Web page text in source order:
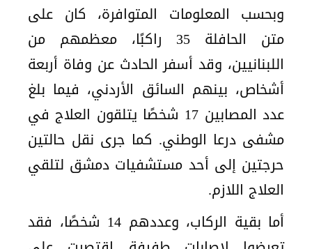
وبحسب المعلومات المتوافرة، كان على
متن الحافلة 35 راكبًا، معظمهم من
اللبنانيين، وقد أسفر الحادث عن وفاة أربعة
أشخاص، بينهم السائق الأردني، فيما بلغ
عدد المصابين 17 شخصًا يتلقون العلاج في
مشفى درعا الوطني. كما جرى نقل حالتين
حرجتين إلى أحد مستشفيات دمشق لتلقي
العلاج اللازم.
أما بقية الركاب، وعددهم 14 شخصًا، فقد